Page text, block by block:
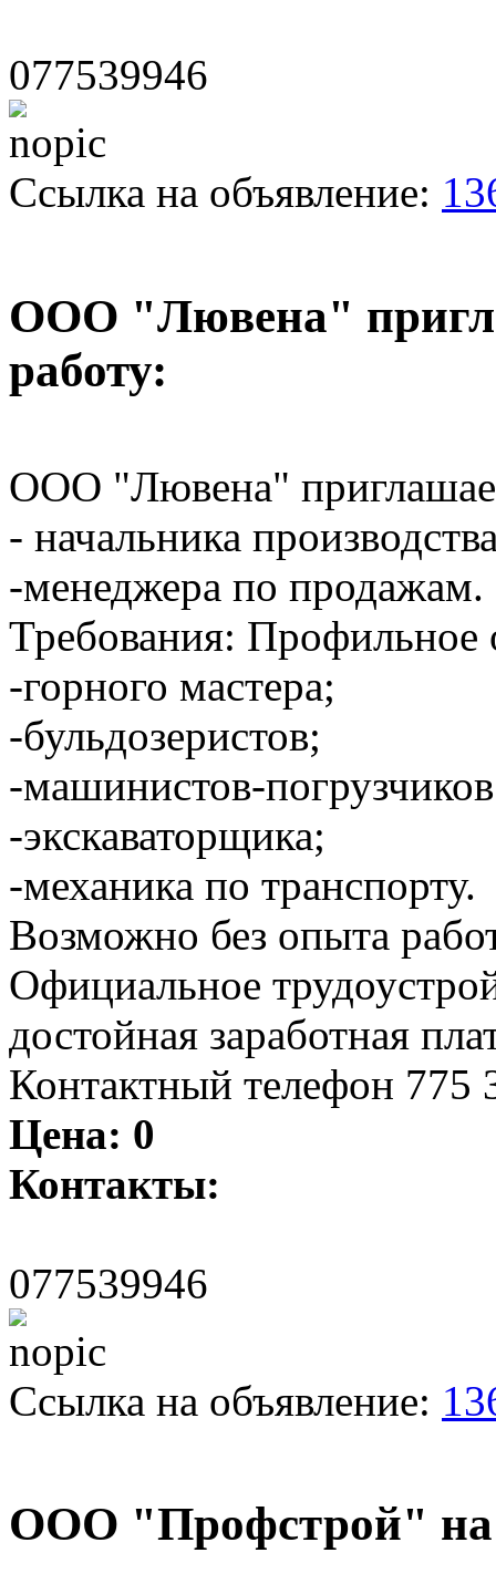
077539946
Ссылка на объявление:
ООО "Лювена"
работу:
ООО "Лювена"
- начальника
-менеджера по продажам.
Требования: Профильное
-горного мастера;
-бульдозеристов;
-машинистов-
-экскаваторщика;
-механика по транспорту.
Возможно без опыта
Официальное
достойная заработная
Контактный телефон 775
Цена: 0
Контакты:
077539946
Ссылка на объявление:
ООО "Профстрой" на